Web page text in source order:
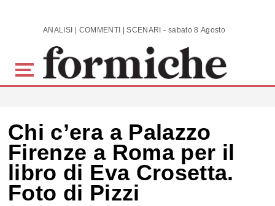
Skip to main content ANALISI | COMMENTI | SCENARI - sabato 8 Agosto 2026
Chi c’era a Palazzo
Firenze a Roma per il
libro di Eva Crosetta.
Foto di Pizzi